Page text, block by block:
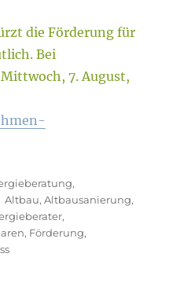
die Förderung für
Bei
7. August,
,
Schlagwörter
Altbau,Altbausanierung,
,
, Förderung,